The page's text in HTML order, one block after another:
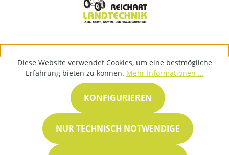
Diese Website verwendet Cookies, um eine bestmögliche
Erfahrung bieten zu können. Mehr Informationen ...
NUR TECHNISCH NOTWENDIGE
KONFIGURIEREN